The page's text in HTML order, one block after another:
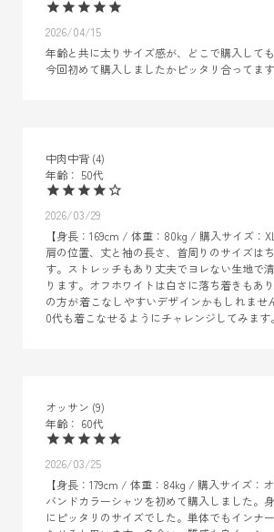
2026/04/15
年齢と共に太りサイズ感が、どこで購入して
今回初めて購入しましたかピッタリ合ってます
中肉中背 4
50代
2026/03/29
【身長：169cm / 体重：80kg / 購入サイズ：XL
肩の位置、丈と袖の長さ、首周りのサイズは
す。ストレッチもあり丈夫でヨレない生地で
ります。オフホワイトは白さに落ち着きもあ
の方が着こなしやすいデザインかもしれませ
0代も着こなせるようにチャレンジしてみます。
オッサン 9
60代
2026/03/25
【身長：179cm / 体重：84kg / 購入サイズ：
バンドカラーシャツを初めて購入しました。
にピッタリのサイズでした。単体でもインナ